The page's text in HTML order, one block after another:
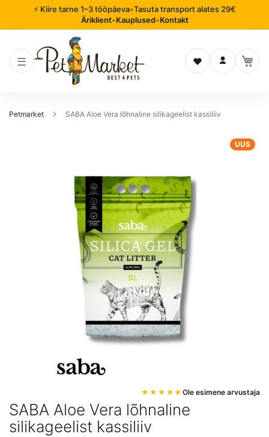
⚡ Kiire tarne 1–3 tööpäeva•Tasuta transport alates 29€
Äriklient•Kauplused•Kontakt
Soovinimekiri
Logi sisse
Petmarket SABA Aloe Vera lõhnaline silikageelist kassiliiv
SABA Aloe Vera lõhnaline
silikageelist kassiliiv
Ole esimene arvustaja
UUS
pildigalerii
algusesse